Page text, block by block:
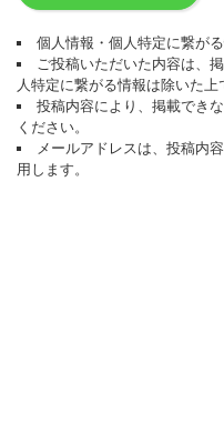
個人情報・個人特定に繋が
ご投稿いただいた内容は、
人特定に繋がる情報は除いた上
投稿内容により、掲載でき
ください。
メールアドレスは、投稿内
用します。